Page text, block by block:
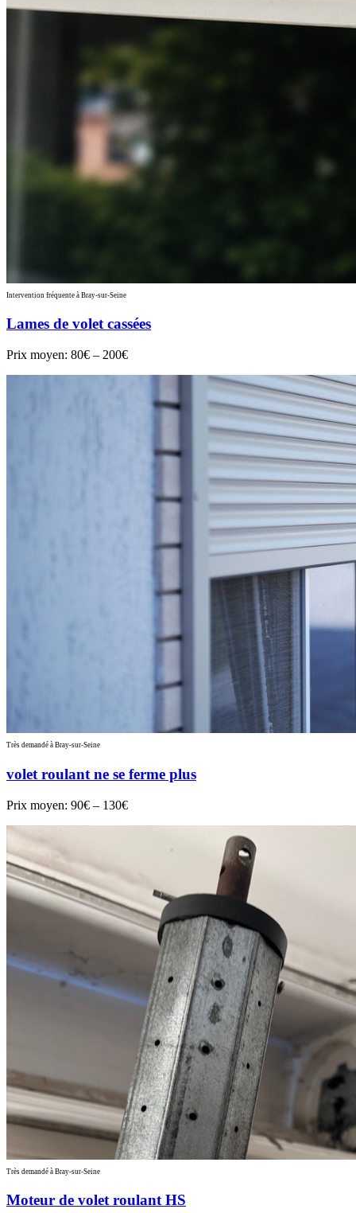
Intervention fréquente à Bray-sur-Seine
Lames de volet cassées
Prix moyen: 80€ – 200€
Très demandé à Bray-sur-Seine
volet roulant ne se ferme plus
Prix moyen: 90€ – 130€
Très demandé à Bray-sur-Seine
Moteur de volet roulant HS